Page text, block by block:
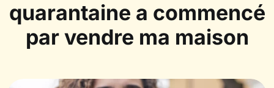
quarantaine a commencé
par vendre ma maison